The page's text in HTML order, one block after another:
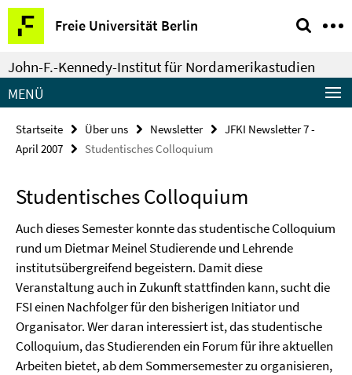
Springe
direkt
zu
Inhalt
Freie Universität Berlin
Service-
Navigation
John-F.-Kennedy-Institut für Nordamerikastudien
MENÜ
Startseite Über uns Newsletter
JFKI Newsletter 7 -
April 2007
Studentisches Colloquium
Studentisches Colloquium
Auch dieses Semester konnte das studentische Colloquium
rund um Dietmar Meinel Studierende und Lehrende
institutsübergreifend begeistern. Damit diese
Veranstaltung auch in Zukunft stattfinden kann, sucht die
FSI einen Nachfolger für den bisherigen Initiator und
Organisator. Wer daran interessiert ist, das studentische
Colloquium, das Studierenden ein Forum für ihre aktuellen
Arbeiten bietet, ab dem Sommersemester zu organisieren,